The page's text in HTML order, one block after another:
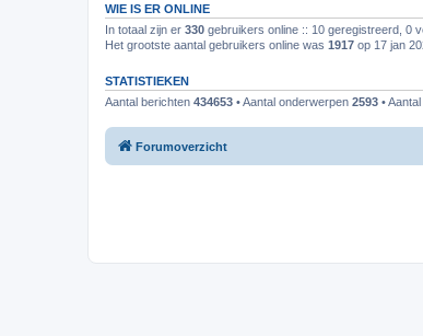
WIE IS ER ONLINE
In totaal zijn er 330 gebruikers online :: 10 geregistreerd, 0
Het grootste aantal gebruikers online was 1917 op 17 jan
STATISTIEKEN
Aantal berichten 434653 • Aantal onderwerpen 2593 •
Forumoverzicht